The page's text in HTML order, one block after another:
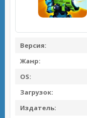
Версия:
Жанр:
OS:
Загрузок:
Издатель: